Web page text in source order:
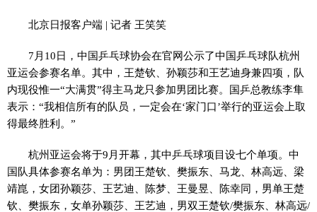
北京日报客户端 | 记者 王笑笑
7月10日，中国乒乓球协会在官网公示了中国乒乓球队杭州
亚运会参赛名单。其中，王楚钦、孙颖莎和王艺迪身兼四项，队
内现役惟一“大满贯”得主马龙只参加男团比赛。国乒总教练李隼
表示：“我相信所有的队员，一定会在‘家门口’举行的亚运会上取
得最终胜利。”
杭州亚运会将于9月开幕，其中乒乓球项目设七个单项。中
国队具体参赛名单为：男团王楚钦、樊振东、马龙、林高远、梁
靖崑，女团孙颖莎、王艺迪、陈梦、王曼昱、陈幸同，男单王楚
钦、樊振东，女单孙颖莎、王艺迪，男双王楚钦/樊振东、林高远/